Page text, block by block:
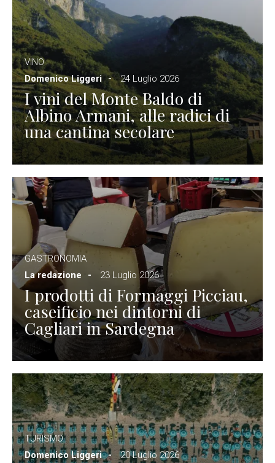
VINO
Domenico Liggeri
24 Luglio 2026
I vini del Monte Baldo di
Albino Armani, alle radici di
una cantina secolare
GASTRONOMIA
La redazione
23 Luglio 2026
I prodotti di Formaggi Picciau,
caseificio nei dintorni di
Cagliari in Sardegna
TURISMO
Domenico Liggeri
20 Luglio 2026